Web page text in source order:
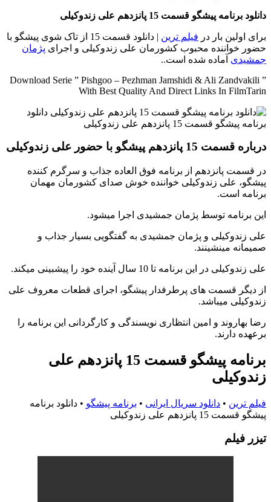
دانلود برنامه پیشگو قسمت 15 پانزدهم علی زندوکیلی
برای اولین بار در فیلم ترین
| دانلود قسمت 15 از تاک شوی پیشگو با
حضور خواننده محبوب کشورمان علی زندوکیلی و اجرای پژمان
جمشیدی آماده شده است..
Download Serie ” Pishgoo – Pezhman Jamshidi & Ali Zandvakili ”
With Best Quality And Direct Links In FilmTarin
درباره قسمت 15 پانزدهم پیشگو با حضور علی زندوکیلی
در قسمت پانزدهم از برنامه فوق العاده جذاب و سرگرم کننده
پیشگو، علی زندوکیلی خواننده خوش صدای کشورمان مهمان
برنامه است.
این برنامه توسط پژمان جمشیدی اجرا میشود.
علی زندوکیلی و پژمان جمشیدی به گفتگویی بسیار جذاب و
صمیمانه مینشینند.
علی زندوکیلی در این برنامه تا 10 سال آینده خود را پیشبینی میکند.
از دیگر قسمت های پرطرفدار پیشگو، اجرای قطعات معروف علی
زندوکیلی میباشد.
رضا بهاروند و امين انتظاری نویسندگی و کارگردانی این برنامه را
برعهده دارند.
برنامه پیشگو قسمت 15 پانزدهم علی
زندوکیلی
فیلم ترین • دانلود سریال ایرانی • برنامه پیشگو • دانلود برنامه
پیشگو قسمت 15 پانزدهم علی زندوکیلی
تيزر فيلم